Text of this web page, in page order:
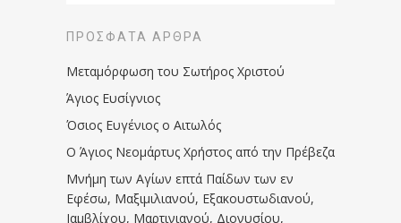
ΠΡΌΣΦΑΤΑ ΆΡΘΡΑ
Μεταμόρφωση του Σωτήρος Χριστού
Άγιος Ευσίγνιος
Όσιος Ευγένιος ο Αιτωλός
Ο Άγιος Νεομάρτυς Χρήστος από την Πρέβεζα
Μνήμη των Aγίων επτά Παίδων των εν
Eφέσω, Mαξιμιλιανού, Eξακουστωδιανού,
Iαμβλίχου, Mαρτινιανού, Διονυσίου,